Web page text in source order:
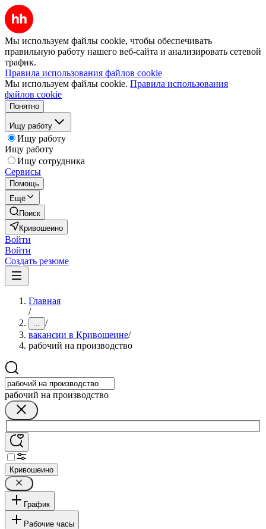
Мы используем файлы cookie, чтобы обеспечивать
правильную работу нашего веб-сайта и анализировать сетевой
трафик.
Правила использования файлов cookie
Мы используем файлы cookie. Правила использования
файлов cookie
Понятно
Ищу работу
Ищу работу
Ищу работу
Ищу сотрудника
Сервисы
Помощь
Ещё
Поиск
Кривошеино
Войти
Войти
Создать резюме
Главная
/
... /
вакансии в Кривошеине/
рабочий на производство
рабочий на производство
Кривошеино
График
Рабочие часы